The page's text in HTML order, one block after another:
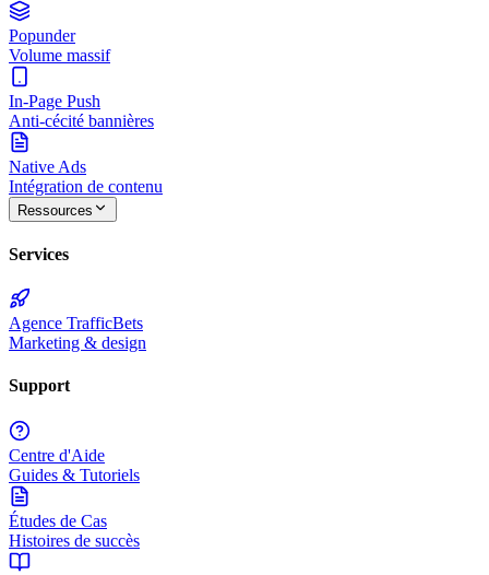
Popunder
Volume massif
In-Page Push
Anti-cécité bannières
Native Ads
Intégration de contenu
Ressources
Services
Agence TrafficBets
Marketing & design
Support
Centre d'Aide
Guides & Tutoriels
Études de Cas
Histoires de succès